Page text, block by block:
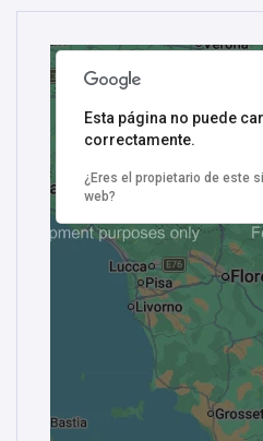
Esta página no puede
correctamente.
¿Eres el propietario de este
web?